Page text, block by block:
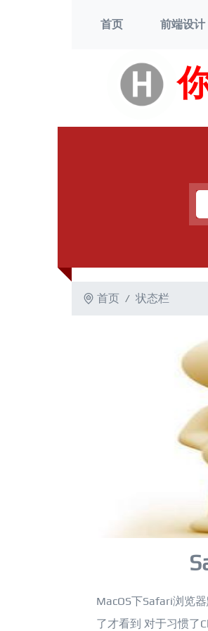
首页 前端设计
首页 状态栏
MacOS下Safari浏览
了才看到 对于习惯了